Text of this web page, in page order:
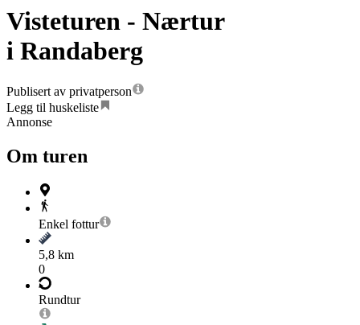
Visteturen - Nærtur
i Randaberg
Publisert av privatperson
Legg til huskeliste
Annonse
Om turen
Enkel fottur
5,8 km
0
Rundtur